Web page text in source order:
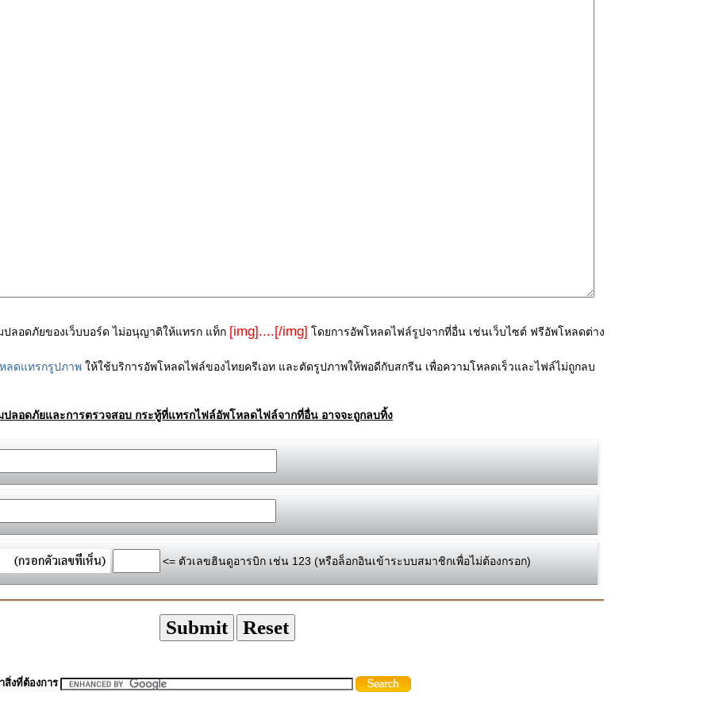
ปลอดภัยของเว็บบอร์ด ไม่อนุญาติให้แทรก แท็ก [img]....[/img] โดยการอัพโหลดไฟล์รูปจากที่อื่น เช่นเว็บไซต์ ฟรีอัพโหลดต่าง
ลดแทรกรูปภาพ ให้ใช้บริการอัพโหลดไฟล์ของไทยครีเอท และตัดรูปภาพให้พอดีกับสกรีน เพื่อความโหลดเร็วและไฟล์ไม่ถูกลบ
ปลอดภัยและการตรวจสอบ กระทู้ที่แทรกไฟล์อัพโหลดไฟล์จากที่อื่น อาจจะถูกลบทิ้ง
<= ตัวเลขฮินดูอารบิก เช่น 123 (หรือล็อกอินเข้าระบบสมาชิกเพื่อไม่ต้องกรอก)
สิ่งที่ต้องการ